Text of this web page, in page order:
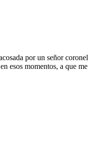
por un señor coronel
esos momentos, a que me